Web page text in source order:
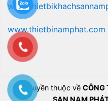
www.thietbinamphat.com
Bản quyền thuộc về CÔNG
SẠN NAM